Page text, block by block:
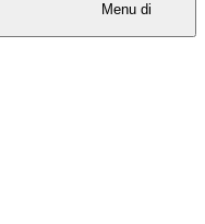
Menu di